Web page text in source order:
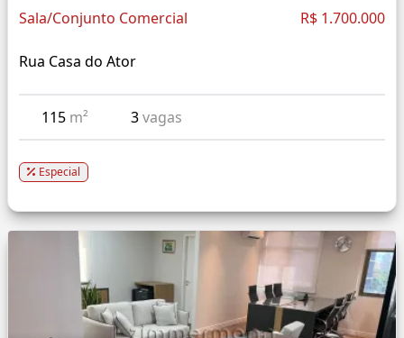
Sala/Conjunto Comercial R$ 1.700.000
Rua Casa do Ator
115 m² 3vagas
Especial